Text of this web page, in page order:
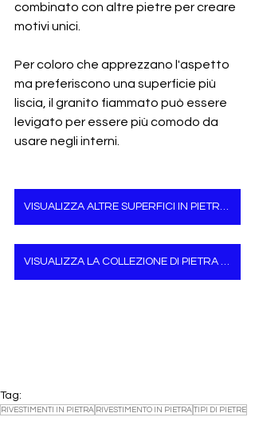
combinato con altre pietre per creare
motivi unici.
Per coloro che apprezzano l'aspetto
ma preferiscono una superficie più
liscia, il granito fiammato può essere
levigato per essere più comodo da
usare negli interni.
VISUALIZZA ALTRE SUPERFICI IN PIETRA NATURALE
VISUALIZZA LA COLLEZIONE DI PIETRA NATURALE
Tag:
RIVESTIMENTI IN PIETRA RIVESTIMENTO IN PIETRA TIPI DI PIETRE